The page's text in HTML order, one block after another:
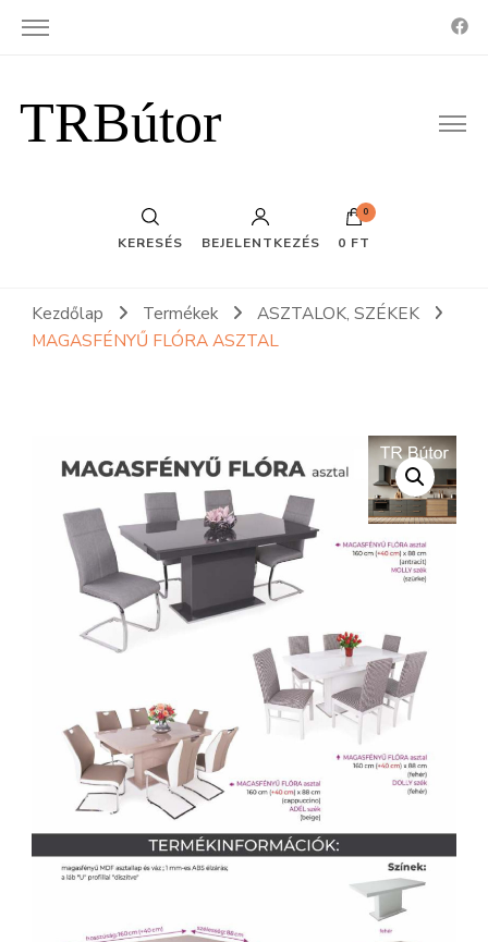
TRBútor
KERESÉS BEJELENTKEZÉS
0
0 FT
Kezdőlap Termékek
ASZTALOK, SZÉKEK
MAGASFÉNYŰ FLÓRA ASZTAL